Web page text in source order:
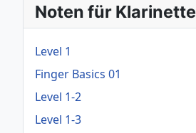
Noten für Klarinette
Level 1
Finger Basics 01
Level 1-2
Level 1-3